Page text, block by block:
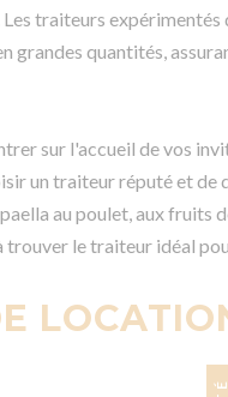
traiteurs
grandes quantités,
sur l'accueil de vos
un traiteur réputé et de
au poulet, aux fruits
le traiteur idéal